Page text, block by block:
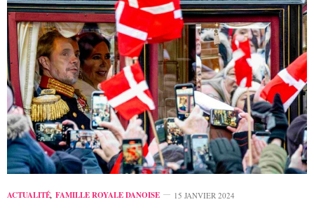
ACTUALITÉ, FAMILLE ROYALE DANOISE 15 JANVIER 2024